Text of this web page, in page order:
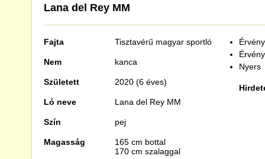
Lana del Rey MM
Fajta Tisztavérű magyar sportló
Nem kanca
Született 2020 (6 éves)
Ló neve Lana del Rey MM
Szín pej
Magasság
165 cm bottal
170 cm szalaggal
Nyers